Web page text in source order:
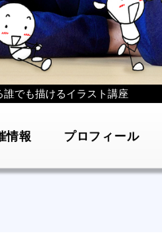
誰でも描けるイラスト講座
情報 プロフィール